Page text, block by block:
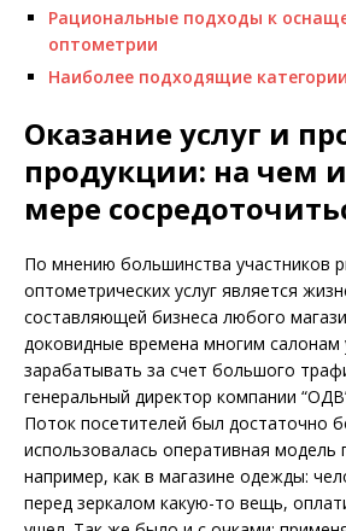
Рациональные подходы к
оптометрии
Наиболее подходящие
Оказание услуг и
продукции: на чем
мере
По мнению большинства участников
оптометрических услуг является
составляющей бизнеса любого
доковидные времена многим салонам
зарабатывать за счет большого
генеральный директор компании
Поток посетителей был достаточно
использовалась оперативная модель
например, как в магазине одежды:
перед зеркалом какую-то вещь,